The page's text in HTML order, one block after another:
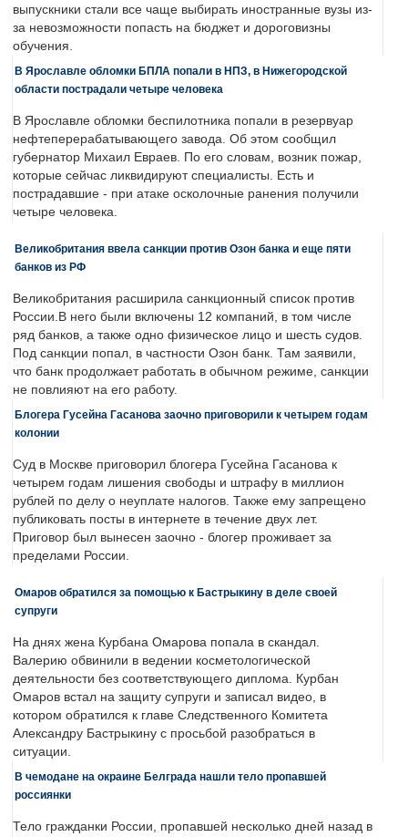
выпускники стали все чаще выбирать иностранные вузы из-
за невозможности попасть на бюджет и дороговизны
обучения.
В Ярославле обломки БПЛА попали в НПЗ, в Нижегородской
области пострадали четыре человека
В Ярославле обломки беспилотника попали в резервуар
нефтеперерабатывающего завода. Об этом сообщил
губернатор Михаил Евраев. По его словам, возник пожар,
которые сейчас ликвидируют специалисты. Есть и
пострадавшие - при атаке осколочные ранения получили
четыре человека.
Великобритания ввела санкции против Озон банка и еще пяти
банков из РФ
Великобритания расширила санкционный список против
России.В него были включены 12 компаний, в том числе
ряд банков, а также одно физическое лицо и шесть судов.
Под санкции попал, в частности Озон банк. Там заявили,
что банк продолжает работать в обычном режиме, санкции
не повлияют на его работу.
Блогера Гусейна Гасанова заочно приговорили к четырем годам
колонии
Суд в Москве приговорил блогера Гусейна Гасанова к
четырем годам лишения свободы и штрафу в миллион
рублей по делу о неуплате налогов. Также ему запрещено
публиковать посты в интернете в течение двух лет.
Приговор был вынесен заочно - блогер проживает за
пределами России.
Омаров обратился за помощью к Бастрыкину в деле своей
супруги
На днях жена Курбана Омарова попала в скандал.
Валерию обвинили в ведении косметологической
деятельности без соответствующего диплома. Курбан
Омаров встал на защиту супруги и записал видео, в
котором обратился к главе Следственного Комитета
Александру Бастрыкину с просьбой разобраться в
ситуации.
В чемодане на окраине Белграда нашли тело пропавшей
россиянки
Тело гражданки России, пропавшей несколько дней назад в